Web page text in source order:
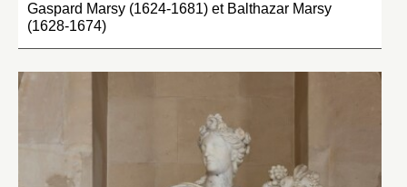
Gaspard Marsy (1624-1681) et Balthazar Marsy
(1628-1674)